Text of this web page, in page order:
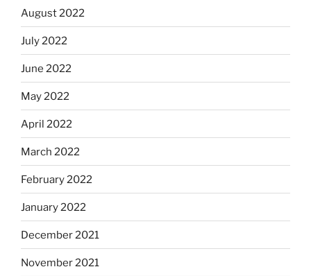
August 2022
July 2022
June 2022
May 2022
April 2022
March 2022
February 2022
January 2022
December 2021
November 2021